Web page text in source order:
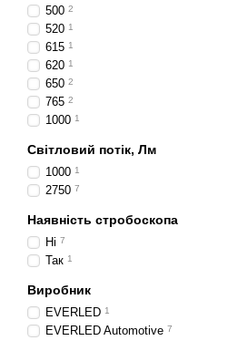
500 2
520 1
615 1
620 1
650 2
765 2
1000 1
Світловий потік, Лм
1000 1
2750 7
Наявність стробоскопа
Ні 7
Так 1
Виробник
EVERLED 1
EVERLED Automotive 7